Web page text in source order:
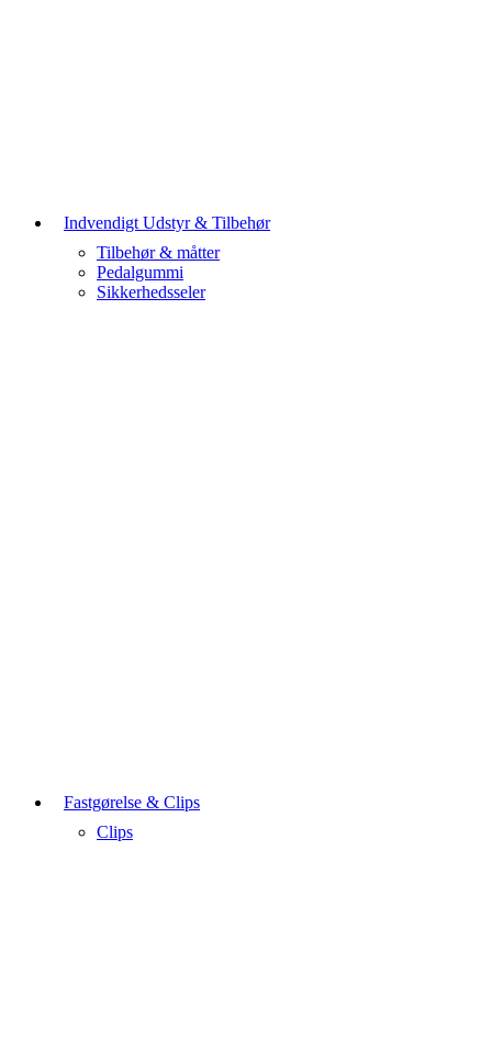
Indvendigt Udstyr & Tilbehør
Tilbehør & måtter
Pedalgummi
Sikkerhedsseler
Fastgørelse & Clips
Clips